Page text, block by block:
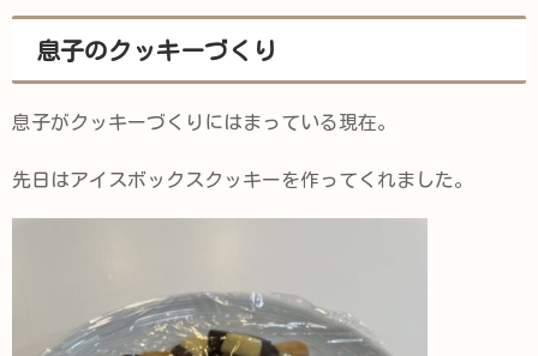
息子のクッキーづくり
息子がクッキーづくりにはまっている現在。
先日はアイスボックスクッキーを作ってくれました。